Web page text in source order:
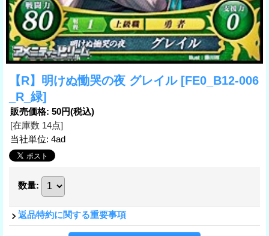
【R】明けぬ慟哭の夜 グレイル [FE0_B12-006
_R_緑]
販売価格: 50円(税込)
[在庫数 14点]
当社単位: 4ad
数量:
返品特約に関する重要事項